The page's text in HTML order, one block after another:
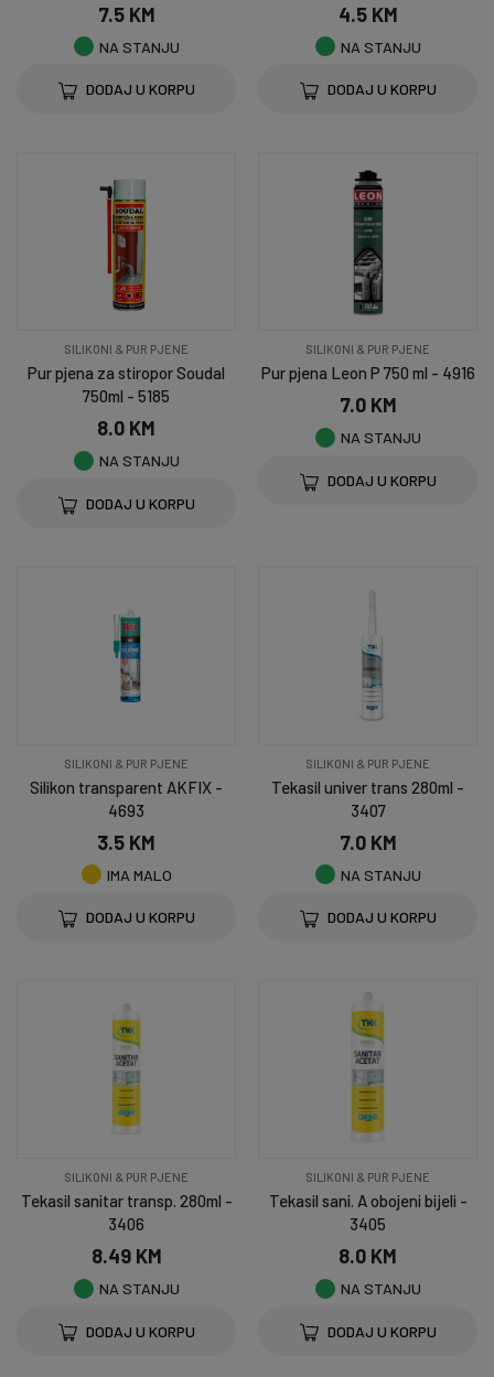
7.5 KM
NA STANJU
DODAJ U KORPU
4.5 KM
NA STANJU
DODAJ U KORPU
SILIKONI & PUR PJENE
Pur pjena za stiropor Soudal
750ml - 5185
8.0 KM
NA STANJU
DODAJ U KORPU
SILIKONI & PUR PJENE
Pur pjena Leon P 750 ml - 4916
7.0 KM
NA STANJU
DODAJ U KORPU
SILIKONI & PUR PJENE
Silikon transparent AKFIX -
4693
3.5 KM
IMA MALO
DODAJ U KORPU
SILIKONI & PUR PJENE
Tekasil univer trans 280ml -
3407
7.0 KM
NA STANJU
DODAJ U KORPU
SILIKONI & PUR PJENE
Tekasil sanitar transp. 280ml -
3406
8.49 KM
NA STANJU
DODAJ U KORPU
SILIKONI & PUR PJENE
Tekasil sani. A obojeni bijeli -
3405
8.0 KM
NA STANJU
DODAJ U KORPU